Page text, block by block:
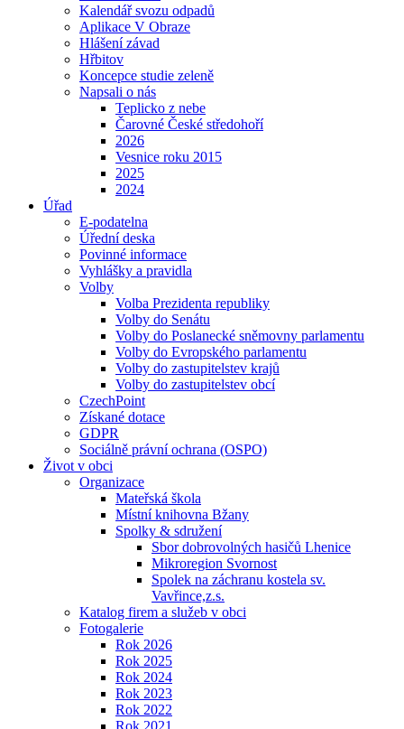
Kalendář svozu odpadů
Aplikace V Obraze
Hlášení závad
Hřbitov
Koncepce studie zeleně
Napsali o nás
Teplicko z nebe
Čarovné České středohoří
2026
Vesnice roku 2015
2025
2024
Úřad
E-podatelna
Úřední deska
Povinné informace
Vyhlášky a pravidla
Volby
Volba Prezidenta republiky
Volby do Senátu
Volby do Poslanecké sněmovny parlamentu
Volby do Evropského parlamentu
Volby do zastupitelstev krajů
Volby do zastupitelstev obcí
CzechPoint
Získané dotace
GDPR
Sociálně právní ochrana (OSPO)
Život v obci
Organizace
Mateřská škola
Místní knihovna Bžany
Spolky & sdružení
Sbor dobrovolných hasičů Lhenice
Mikroregion Svornost
Spolek na záchranu kostela sv.
Vavřince,z.s.
Katalog firem a služeb v obci
Fotogalerie
Rok 2026
Rok 2025
Rok 2024
Rok 2023
Rok 2022
Rok 2021